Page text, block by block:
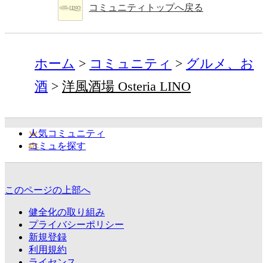
コミュニティトップへ戻る
ホーム コミュニティ
グルメ、お
酒
洋風酒場 Osteria LINO
人気コミュニティ
コミュを探す
このページの上部へ
健全化の取り組み
プライバシーポリシー
新規登録
利用規約